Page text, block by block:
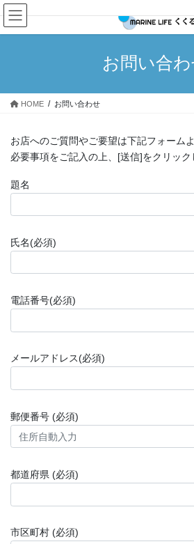
コ
ン
テ
ス
ナ
ビ
ゲ
ン
お問い合
HOME お問い合わせ
お店へのご質問やご要望は下記フォーム
必要事項をご記入の上、[送信]をクリック
題名
氏名(必須)
電話番号(必須)
メールアドレス(必須)
郵便番号 (必須)
都道府県 (必須)
市区町村 (必須)